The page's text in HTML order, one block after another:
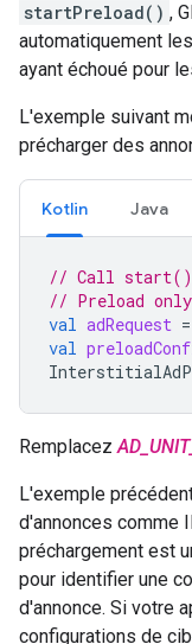
startPreload() ,
automatiquement
ayant échoué pour
L'exemple suivant
précharger des
Kotlin Java
// Call start()
// Preload
val adRequest =
val
Remplacez
L'exemple
d'annonces comme
préchargement est
pour identifier une
d'annonce. Si votre
configurations de